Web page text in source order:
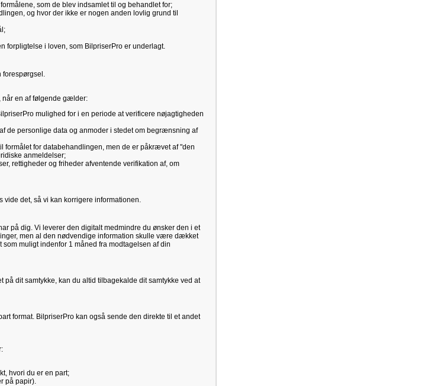
som de blev indsamlet til og behandlet for;
og hvor der ikke er nogen anden lovlig grund til
forpligtelse i loven, som BilpriserPro er underlagt.
forespørgsel.
når en af følgende gælder:
mulighed for i en periode at verificere nøjagtigheden
de personlige data og anmoder i stedet om begrænsning af
for databehandlingen, men de er påkrævet af "den
anmeldelser;
rettigheder og friheder afventende verifikation af, om
vide det, så vi kan korrigere informationen.
på dig. Vi leverer den digitalt medmindre du ønsker den i et
men al den nødvendige information skulle være dækket
muligt indenfor 1 måned fra modtagelsen af din
dit samtykke, kan du altid tilbagekalde dit samtykke ved at
format. BilpriserPro kan også sende den direkte til et andet
hvori du er en part;
på papir).